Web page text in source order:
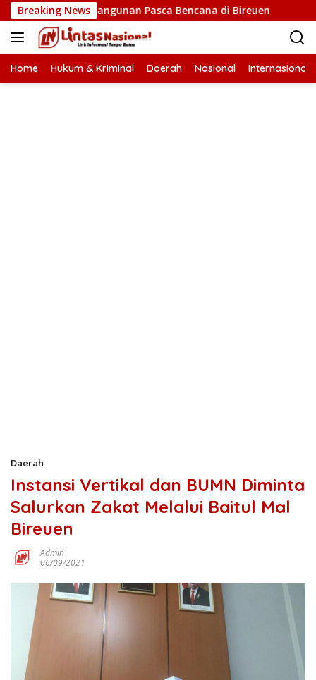
Langsung
ke
konten
Breaking News
Pembangunan Pasca Bencana di Bireuen Wapres
Home Hukum & Kriminal Daerah Nasional Internasional
Daerah
Instansi Vertikal dan BUMN Diminta
Salurkan Zakat Melalui Baitul Mal
Bireuen
Admin
06/09/2021